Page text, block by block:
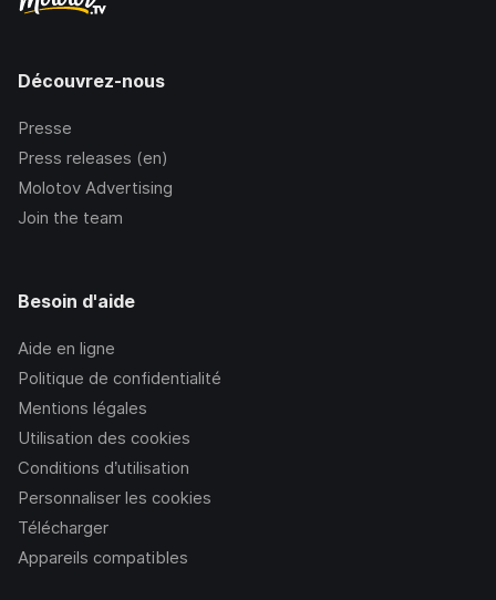
Découvrez-nous
Presse
Press releases (en)
Molotov Advertising
Join the team
Besoin d'aide
Aide en ligne
Politique de confidentialité
Mentions légales
Utilisation des cookies
Conditions d’utilisation
Personnaliser les cookies
Télécharger
Appareils compatibles